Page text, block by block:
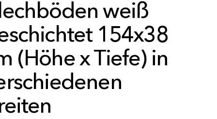
weiß
154x38
(Höhe x Tiefe) in